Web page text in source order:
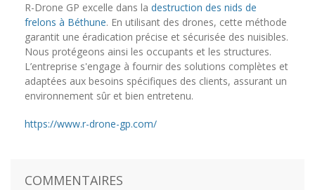
R-Drone GP excelle dans la destruction des nids de
frelons à Béthune. En utilisant des drones, cette méthode
garantit une éradication précise et sécurisée des nuisibles.
Nous protégeons ainsi les occupants et les structures.
L’entreprise s'engage à fournir des solutions complètes et
adaptées aux besoins spécifiques des clients, assurant un
environnement sûr et bien entretenu.
https://www.r-drone-gp.com/
COMMENTAIRES